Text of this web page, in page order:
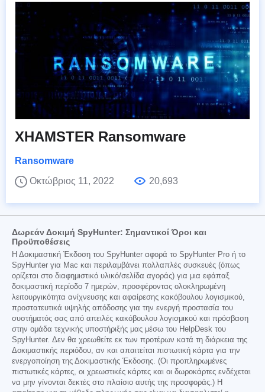
XHAMSTER Ransomware
Ransomware
Οκτώβριος 11, 2022
20,693
Δωρεάν Δοκιμή SpyHunter: Σημαντικοί Όροι και
Προϋποθέσεις
Η Δοκιμαστική Έκδοση του SpyHunter αφορά το SpyHunter Pro ή το
SpyHunter για Mac και περιλαμβάνει πολλαπλές συσκευές (όπως
ορίζεται στο διαφημιστικό υλικό/σελίδα αγοράς) για μια εφάπαξ
δοκιμαστική περίοδο 7 ημερών, προσφέροντας ολοκληρωμένη
λειτουργικότητα ανίχνευσης και αφαίρεσης κακόβουλου λογισμικού,
προστατευτικά υψηλής απόδοσης για την ενεργή προστασία του
συστήματός σας από απειλές κακόβουλου λογισμικού και πρόσβαση
στην ομάδα τεχνικής υποστήριξής μας μέσω του HelpDesk του
SpyHunter. Δεν θα χρεωθείτε εκ των προτέρων κατά τη διάρκεια της
Δοκιμαστικής περιόδου, αν και απαιτείται πιστωτική κάρτα για την
ενεργοποίηση της Δοκιμαστικής Έκδοσης. (Οι προπληρωμένες
πιστωτικές κάρτες, οι χρεωστικές κάρτες και οι δωροκάρτες ενδέχεται
να μην γίνονται δεκτές στο πλαίσιο αυτής της προσφοράς.) Η